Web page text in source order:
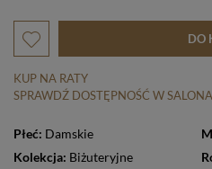
DO
KUP NA RATY
SPRAWDŹ DOSTĘPNOŚĆ W
Płeć: Damskie
Kolekcja: Biżuteryjne